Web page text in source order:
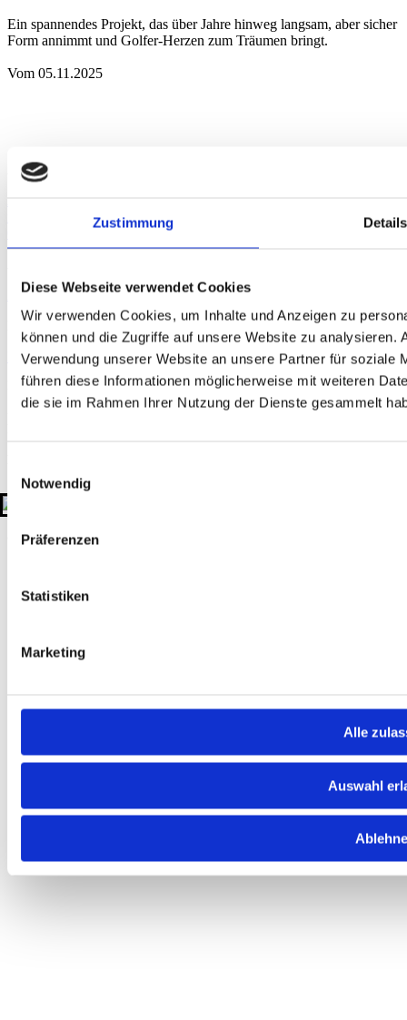
Zustimmung Details
Diese Webseite verwendet Cookies
Wir verwenden Cookies, um Inhalte und Anzeigen zu
können und die Zugriffe auf unsere Website zu analysieren.
Verwendung unserer Website an unsere Partner für soziale
führen diese Informationen möglicherweise mit weiteren
die sie im Rahmen Ihrer Nutzung der Dienste gesammelt
Notwendig
Präferenzen
Statistiken
Marketing
Alle
Auswahl
Ein spannendes Projekt, das über Jahre hinweg langsam, aber sicher
Form annimmt und Golfer-Herzen zum Träumen bringt.
Vom 05.11.2025
Anfahrt
HamburgHannoverKarlsruhe
Neumarkt i. d.
NidderauNürnberg
Uelzen
Zertifizierungen Mitgliedschaften
Rechtliches
Impressum Datenschutzerklärung Hinweisgeber-Plattform
Kontakt
Sahlkamp 149
30179 Hannover
© 2026 GTU. Alle Rechte vorbehalten